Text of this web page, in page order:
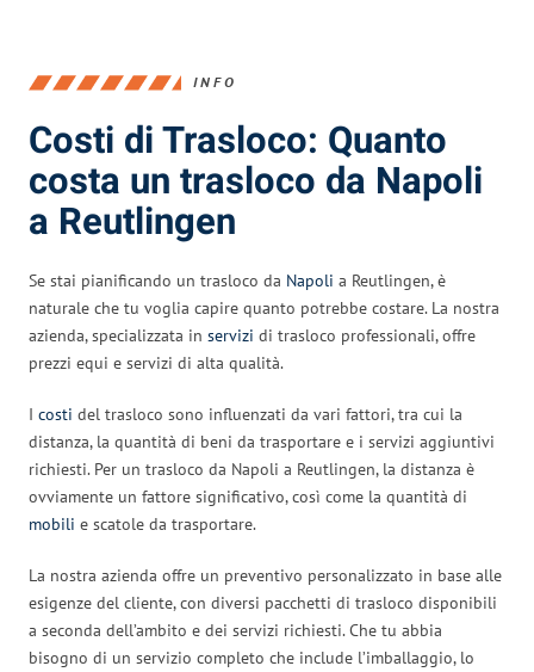
INFO
Costi di Trasloco: Quanto
costa un trasloco da Napoli
a Reutlingen
Se stai pianificando un trasloco da Napoli a Reutlingen, è
naturale che tu voglia capire quanto potrebbe costare. La nostra
azienda, specializzata in servizi di trasloco professionali, offre
prezzi equi e servizi di alta qualità.
I costi del trasloco sono influenzati da vari fattori, tra cui la
distanza, la quantità di beni da trasportare e i servizi aggiuntivi
richiesti. Per un trasloco da Napoli a Reutlingen, la distanza è
ovviamente un fattore significativo, così come la quantità di
mobili e scatole da trasportare.
La nostra azienda offre un preventivo personalizzato in base alle
esigenze del cliente, con diversi pacchetti di trasloco disponibili
a seconda dell’ambito e dei servizi richiesti. Che tu abbia
bisogno di un servizio completo che include l’imballaggio, lo